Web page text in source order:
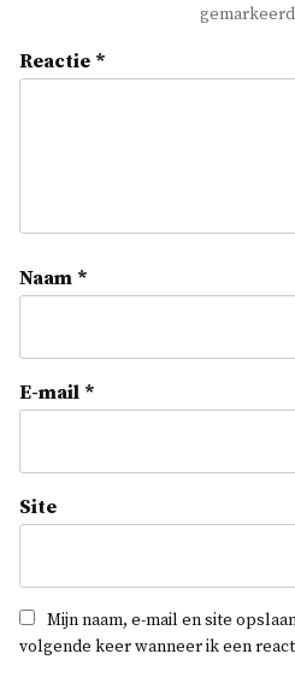
Reactie *
Naam *
E-mail *
Site
Mijn naam, e-mail en site
volgende keer wanneer ik een